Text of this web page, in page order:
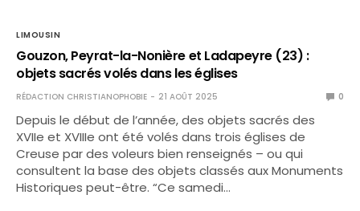
LIMOUSIN
Gouzon, Peyrat-la-Nonière et Ladapeyre (23) :
objets sacrés volés dans les églises
RÉDACTION CHRISTIANOPHOBIE 21 AOÛT 2025 0
Depuis le début de l’année, des objets sacrés des
XVIIe et XVIIIe ont été volés dans trois églises de
Creuse par des voleurs bien renseignés – ou qui
consultent la base des objets classés aux Monuments
Historiques peut-être. “Ce samedi…